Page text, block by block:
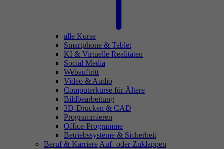
alle Kurse
Smartphone & Tablet
KI & Virtuelle Realitäten
Social Media
Webauftritt
Video & Audio
Computerkurse für Ältere
Bildbearbeitung
3D-Drucken & CAD
Programmieren
Office-Programme
Betriebssysteme & Sicherheit
Beruf & Karriere Auf- oder Zuklappen